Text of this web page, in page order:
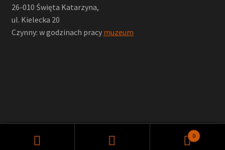
26-010 Święta Katarzyna,
ul. Kielecka 20
Czynny: w godzinach pracy muzeum
0